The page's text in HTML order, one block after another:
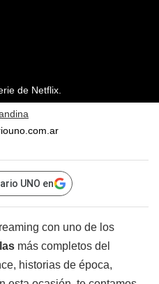
de Netflix.
UNO en
con uno de los
más completos del
historias de época,